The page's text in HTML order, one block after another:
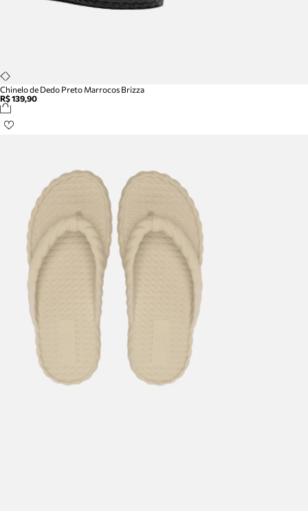
Chinelo de Dedo Preto Marrocos Brizza
R$ 139,90